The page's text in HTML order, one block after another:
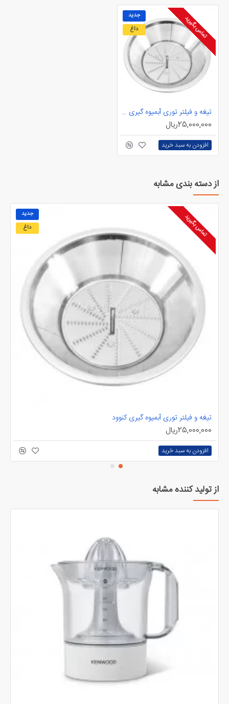
جدید
داغ
تماس بگیرید
تیغه و فیلتر توری آبمیوه گیری کنوود
25,000,000ریال
افزودن به سبد خرید
از دسته بندی مشابه
جدید
داغ
تماس بگیرید
تیغه و فیلتر توری آبمیوه گیری کنوود
25,000,000ریال
افزودن به سبد خرید
از تولید کننده مشابه